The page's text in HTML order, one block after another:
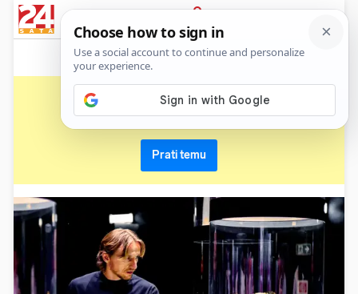
PRIJAVA
News
zlatna lopta
Prati temu